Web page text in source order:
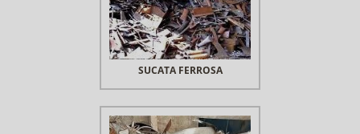
SUCATA FERROSA